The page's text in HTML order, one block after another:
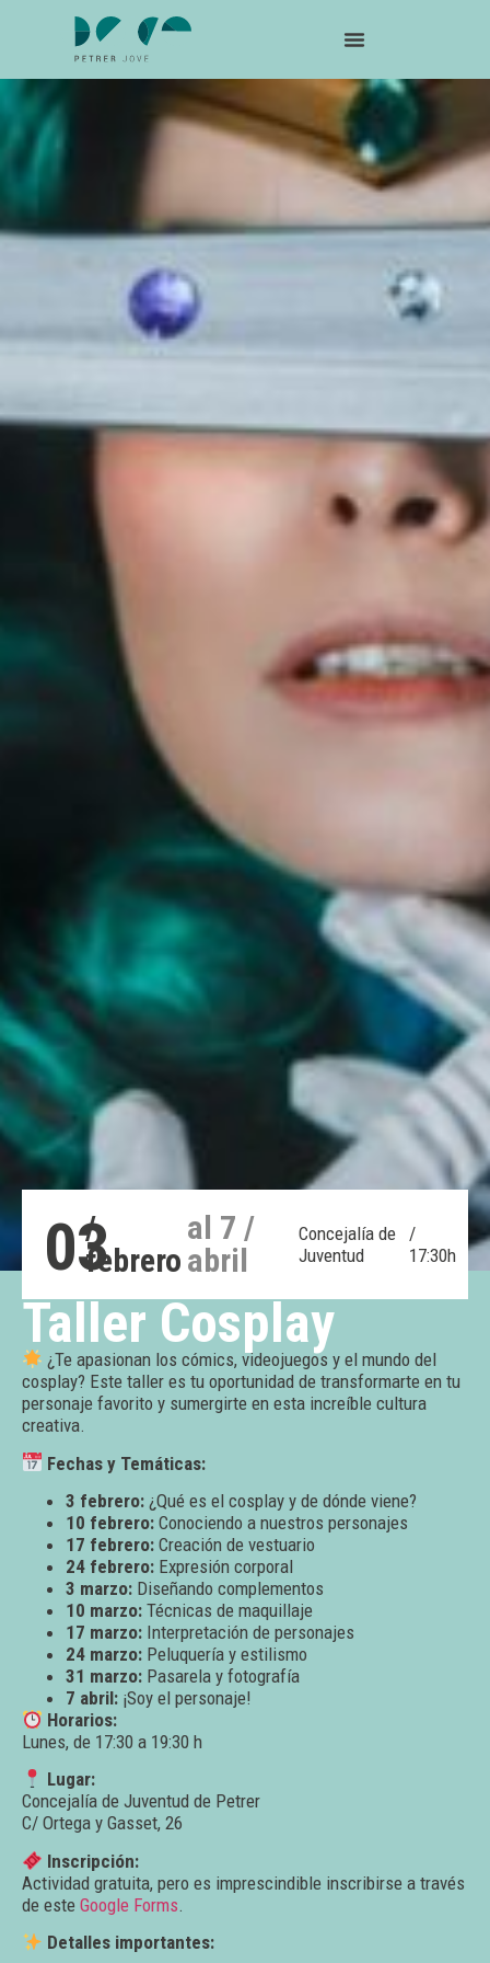
03
/
febrero
al 7 /
abril
Concejalía de
Juventud
/
17:30h
Taller Cosplay
¿Te apasionan los cómics, videojuegos y el mundo del
cosplay? Este taller es tu oportunidad de transformarte en tu
personaje favorito y sumergirte en esta increíble cultura
creativa.
Fechas y Temáticas:
3 febrero: ¿Qué es el cosplay y de dónde viene?
10 febrero: Conociendo a nuestros personajes
17 febrero: Creación de vestuario
24 febrero: Expresión corporal
3 marzo: Diseñando complementos
10 marzo: Técnicas de maquillaje
17 marzo: Interpretación de personajes
24 marzo: Peluquería y estilismo
31 marzo: Pasarela y fotografía
7 abril: ¡Soy el personaje!
Horarios:
Lunes, de 17:30 a 19:30 h
Lugar:
Concejalía de Juventud de Petrer
C/ Ortega y Gasset, 26
Inscripción:
Actividad gratuita, pero es imprescindible inscribirse a través
de este Google Forms
Detalles importantes: